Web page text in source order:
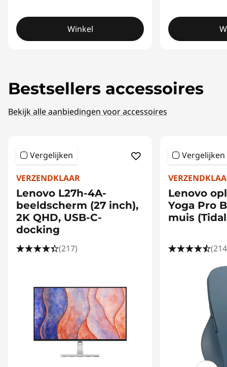
Winkel
Bestsellers accessoires
Bekijk alle aanbiedingen voor accessoires
Vergelijken
VERZENDKLAAR
Lenovo L27h-4A-
beeldscherm (27 inch),
2K QHD, USB-C-
docking
(217)
Vergelijken
Lenovo
Yoga Pro
muis